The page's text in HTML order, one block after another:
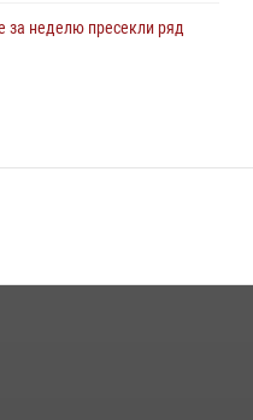
за неделю пресекли ряд
в краже